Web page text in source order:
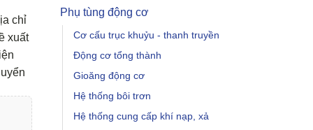
Phụ tùng động cơ
Cơ cấu trục khuỷu - thanh truyền
Động cơ tổng thành
Gioăng động cơ
Hệ thống bôi trơn
Hệ thống cung cấp khí nạp, xả
chỉ
xuất